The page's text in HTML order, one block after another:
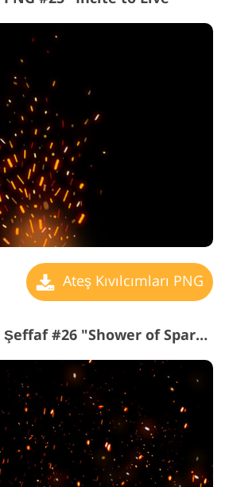
Ateş Kıvılcımları PNG
Ateş Kıvılcımları Şeffaf #26 "Shower of Sparks"